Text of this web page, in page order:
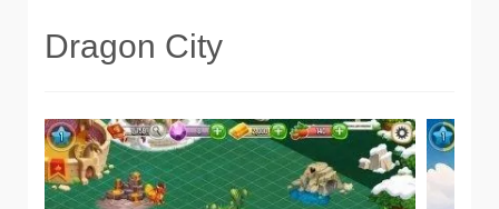
Dragon City